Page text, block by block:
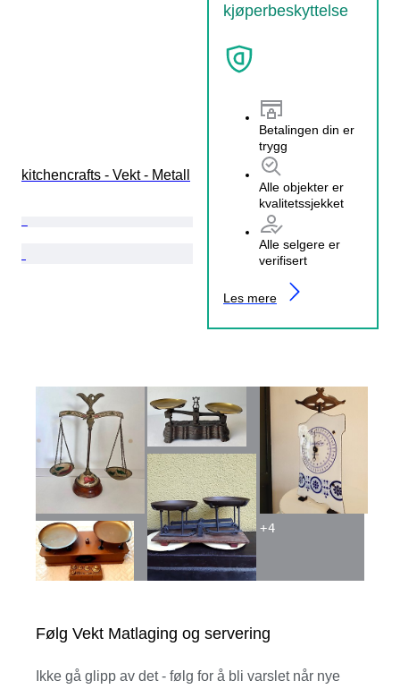
kitchencrafts - Vekt - Metall
kjøperbeskyttelse
Betalingen din er
trygg
Alle objekter er
kvalitetssjekket
Alle selgere er
verifisert
Les mere
Følg Vekt Matlaging og servering
Ikke gå glipp av det - følg for å bli varslet når nye
+4